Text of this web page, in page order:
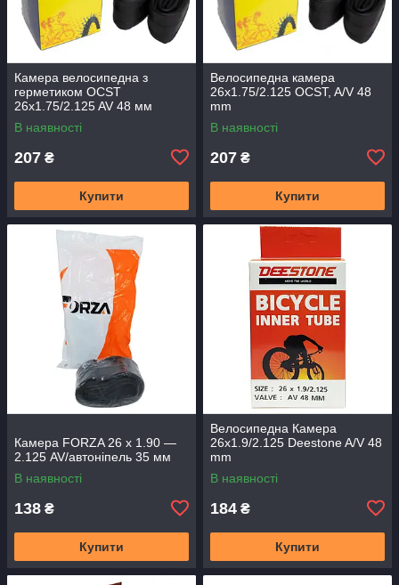
Камера велосипедна з
герметиком OCST
26x1.75/2.125 AV 48 мм
В наявності
207 ₴
Купити
Велосипедна камера
26x1.75/2.125 OCST, A/V 48
mm
В наявності
207 ₴
Купити
Камера FORZA 26 х 1.90 —
2.125 AV/автоніпель 35 мм
В наявності
138 ₴
Купити
Велосипедна Камера
26x1.9/2.125 Deestone A/V 48
mm
В наявності
184 ₴
Купити